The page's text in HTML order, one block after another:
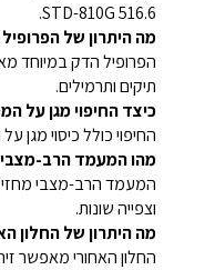
STD-810G 516.6.
מה היתרון של
הפרופיל הדק במיוחד
תיקים ותרמילים.
כיצד החיפוי מגן על
החיפוי כולל כיסוי מגן
מהו המעמד הרב-מצבי
המעמד הרב-מצבי
וצפייה שונות.
מה היתרון של החלון
החלון האחורי מאפשר